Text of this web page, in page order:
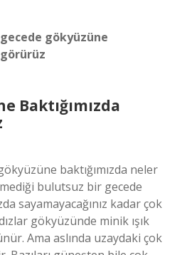
gökyüzüne
Baktığımızda
baktığımızda neler
bulutsuz bir gecede
sayamayacağınız kadar çok
gökyüzünde minik ışık
Ama aslında uzaydaki çok